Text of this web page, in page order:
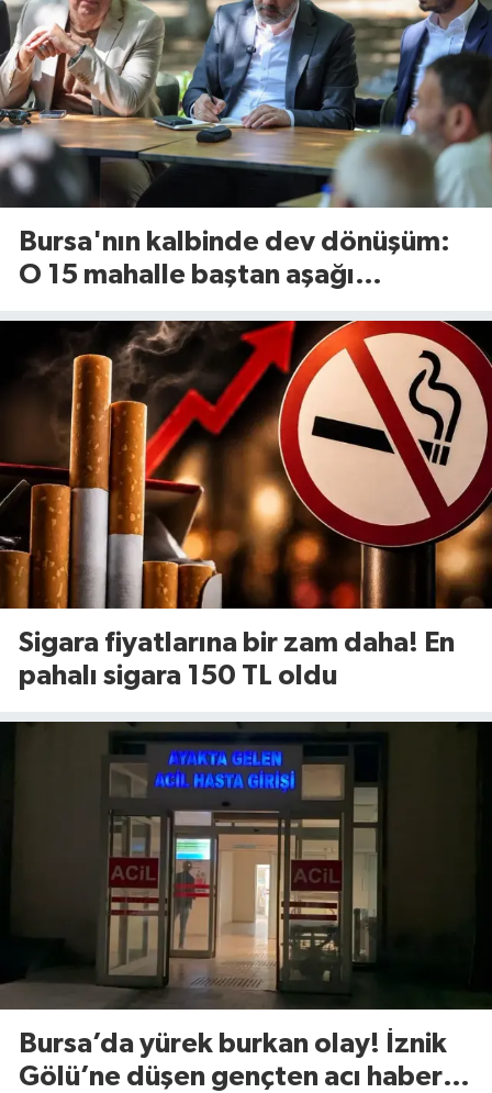
Bursa'nın kalbinde dev dönüşüm:
O 15 mahalle baştan aşağı
Sigara fiyatlarına bir zam daha! En
pahalı sigara 150 TL oldu
Bursa’da yürek burkan olay! İznik
Gölü’ne düşen gençten acı haber